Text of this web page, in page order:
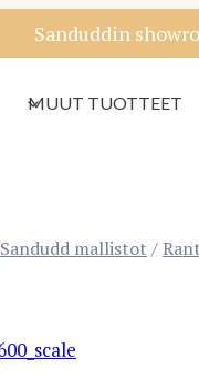
Sanduddin
MUUT TUOTTEET
Sandudd mallistot /